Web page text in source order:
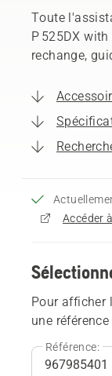
Toute
P 525DX
rechange,
Pour afficher
une
Référence: